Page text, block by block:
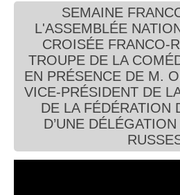
AIDE À LA DÉCOUPE
DE VIDÉOS
Connaissance,
Autres
SEMAINE
L'ASSEMBLÉE
CROISÉE FRANCO-
TROUPE DE LA
EN PRÉSENCE DE M.
VICE-PRÉSIDENT DE
DE LA FÉDÉRATION
D’UNE